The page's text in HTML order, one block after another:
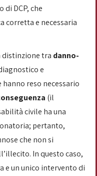
DCP, che
corretta e necessaria
distinzione tra danno-
e
reso necessario
(il
civile ha una
pertanto,
che non si
In questo caso,
e un unico intervento di